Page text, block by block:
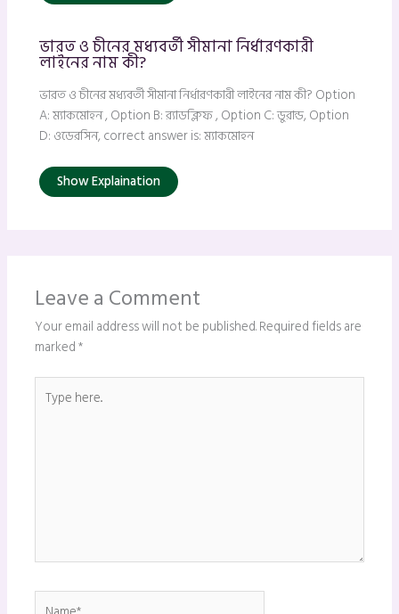
ভারত ও চীনের মধ্যবর্তী সীমানা নির্ধারণকারী
লাইনের নাম কী?
ভারত ও চীনের মধ্যবর্তী সীমানা নির্ধারণকারী লাইনের নাম কী? Option
A: ম্যাকমোহন , Option B: র‍্যাডক্লিফ , Option C: ডুরান্ড, Option
D: ওডেরসিন, correct answer is: ম্যাকমোহন
Show Explaination
Leave a Comment
Your email address will not be published.Required fields are
marked*
here..